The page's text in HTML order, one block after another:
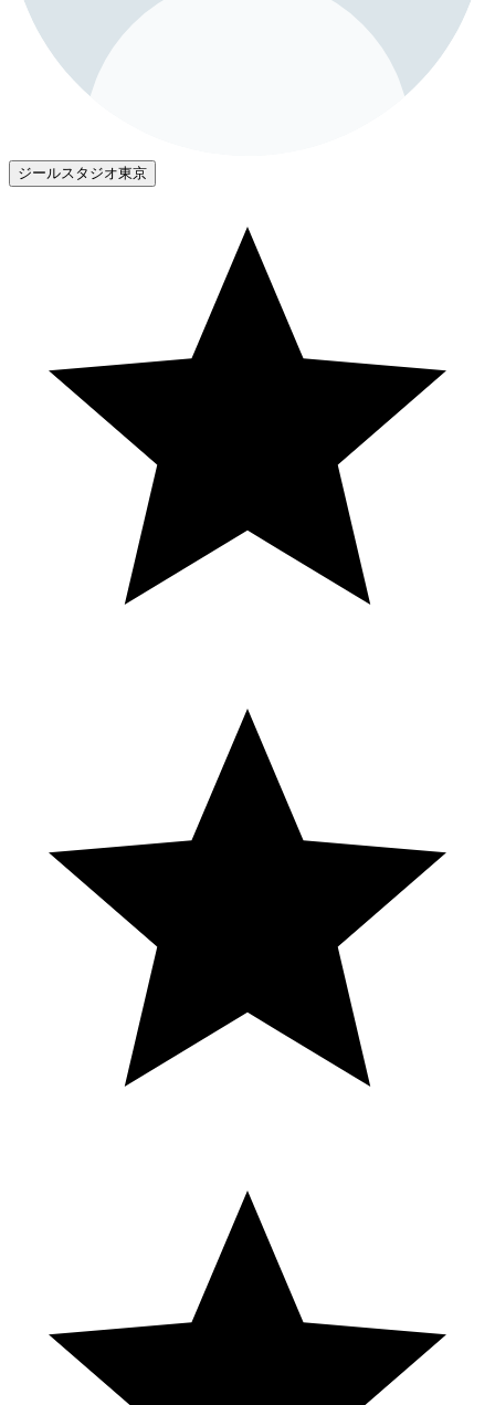
ジールスタジオ東京